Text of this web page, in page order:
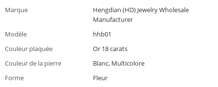
Marque
Hengdian (HD) Jewelry Wholesale
Manufacturer
Modèle
hhb01
Couleur plaquée
Or 18 carats
Couleur de la pierre
Blanc, Multicolore
Forme
Fleur